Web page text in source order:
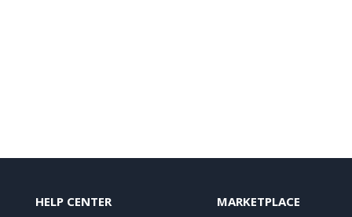
HELP CENTER MARKETPLACE